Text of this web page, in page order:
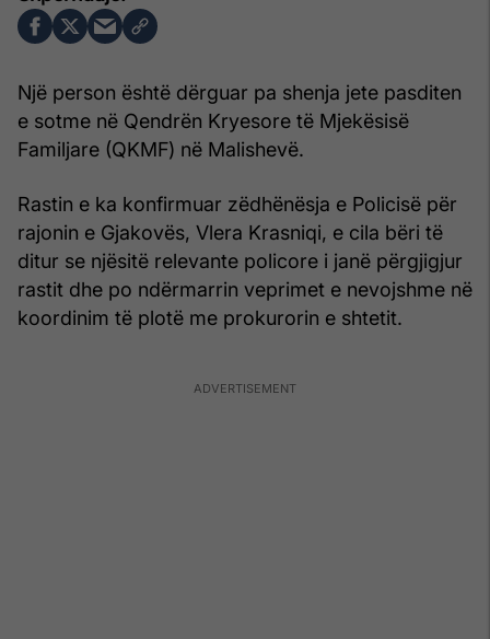
Një person është dërguar pa shenja jete pasditen
e sotme në Qendrën Kryesore të Mjekësisë
Familjare (QKMF) në Malishevë.
Rastin e ka konfirmuar zëdhënësja e Policisë për
rajonin e Gjakovës, Vlera Krasniqi, e cila bëri të
ditur se njësitë relevante policore i janë përgjigjur
rastit dhe po ndërmarrin veprimet e nevojshme në
koordinim të plotë me prokurorin e shtetit.